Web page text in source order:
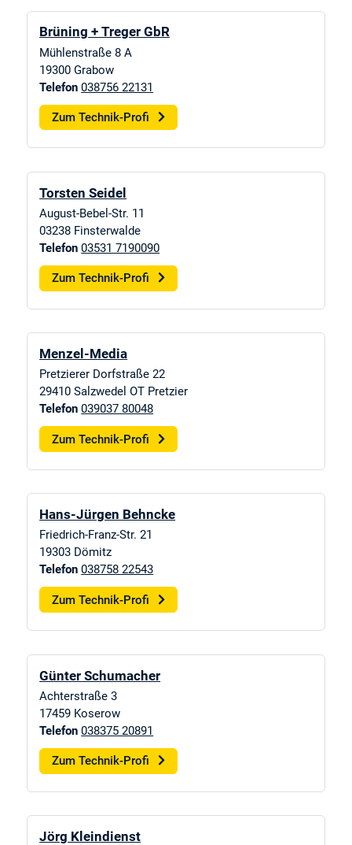
Brüning + Treger GbR
Mühlenstraße 8 A
19300 Grabow
Telefon 038756 22131
Zum Technik-Profi
Torsten Seidel
August-Bebel-Str. 11
03238 Finsterwalde
Telefon 03531 7190090
Zum Technik-Profi
Menzel-Media
Pretzierer Dorfstraße 22
29410 Salzwedel OT Pretzier
Telefon 039037 80048
Zum Technik-Profi
Hans-Jürgen Behncke
Friedrich-Franz-Str. 21
19303 Dömitz
Telefon 038758 22543
Zum Technik-Profi
Günter Schumacher
Achterstraße 3
17459 Koserow
Telefon 038375 20891
Zum Technik-Profi
Jörg Kleindienst